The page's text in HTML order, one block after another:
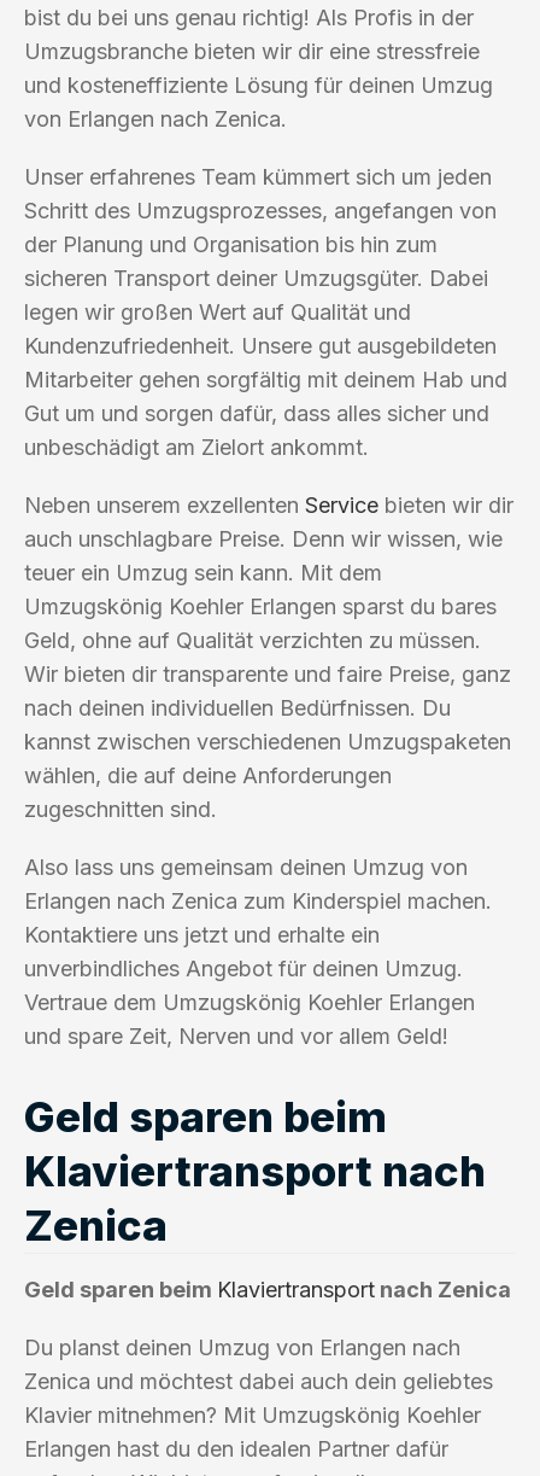
bist du bei uns genau richtig! Als Profis in der
Umzugsbranche bieten wir dir eine stressfreie
und kosteneffiziente Lösung für deinen Umzug
von Erlangen nach Zenica.
Unser erfahrenes Team kümmert sich um jeden
Schritt des Umzugsprozesses, angefangen von
der Planung und Organisation bis hin zum
sicheren Transport deiner Umzugsgüter. Dabei
legen wir großen Wert auf Qualität und
Kundenzufriedenheit. Unsere gut ausgebildeten
Mitarbeiter gehen sorgfältig mit deinem Hab und
Gut um und sorgen dafür, dass alles sicher und
unbeschädigt am Zielort ankommt.
Neben unserem exzellenten Service bieten wir dir
auch unschlagbare Preise. Denn wir wissen, wie
teuer ein Umzug sein kann. Mit dem
Umzugskönig Koehler Erlangen sparst du bares
Geld, ohne auf Qualität verzichten zu müssen.
Wir bieten dir transparente und faire Preise, ganz
nach deinen individuellen Bedürfnissen. Du
kannst zwischen verschiedenen Umzugspaketen
wählen, die auf deine Anforderungen
zugeschnitten sind.
Also lass uns gemeinsam deinen Umzug von
Erlangen nach Zenica zum Kinderspiel machen.
Kontaktiere uns jetzt und erhalte ein
unverbindliches Angebot für deinen Umzug.
Vertraue dem Umzugskönig Koehler Erlangen
und spare Zeit, Nerven und vor allem Geld!
Geld sparen beim
Klaviertransport nach
Zenica
Geld sparen beim Klaviertransport nach Zenica
Du planst deinen Umzug von Erlangen nach
Zenica und möchtest dabei auch dein geliebtes
Klavier mitnehmen? Mit Umzugskönig Koehler
Erlangen hast du den idealen Partner dafür